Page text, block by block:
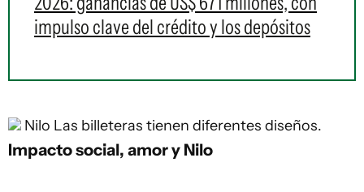
impulso clave del crédito y los depósitos
Nilo Las billeteras tienen diferentes diseños.
Impacto social, amor y Nilo